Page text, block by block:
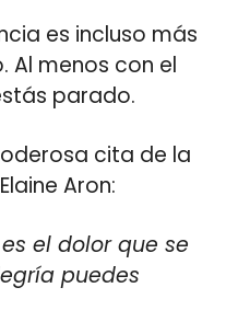
es incluso más
Al menos con el
parado.
cita de la
Aron:
el dolor que se
puedes